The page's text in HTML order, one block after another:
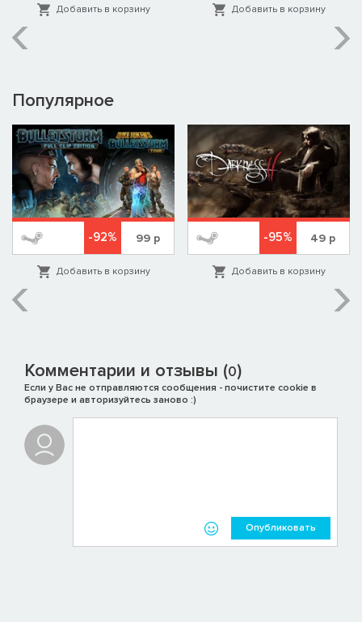
Добавить в корзину Добавить в корзину
Популярное
-92% 99р
Добавить в корзину
-95% 49 р
Добавить в корзину
Комментарии и отзывы (0)
Если у Вас не отправляются сообщения - почистите cookie в
браузере и авторизуйтесь заново :)
Опубликовать